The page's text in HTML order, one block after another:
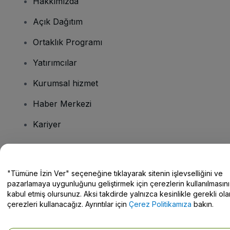
Açık Dağıtım
Ortaklık Programı
Yatırımcılar
Kurumsal hizmet
Haber Merkezi
Kariyer
Yardım Merkezi / Bize Ulaşın
"Tümüne İzin Ver" seçeneğine tıklayarak sitenin işlevselliğini ve
pazarlamaya uygunluğunu geliştirmek için çerezlerin kullanılmasını
kabul etmiş olursunuz. Aksi takdirde yalnızca kesinlikle gerekli
çerezleri kullanacağız. Ayrıntılar için Çerez Politikamıza bakın.